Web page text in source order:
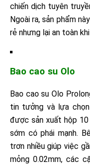
chiến dịch tuyên
Ngoài ra, sản phẩm
rẻ nhưng lại an toàn
Bao cao su Olo
Bao cao su Olo
tin tưởng và lựa
được sản xuất hộp
sớm có phái mạnh.
trơn nhiều giúp việc
mỏng 0.02mm, các